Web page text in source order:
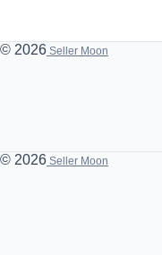
© 2026 Seller Moon
© 2026 Seller Moon